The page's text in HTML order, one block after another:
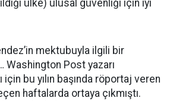
ülke) ulusal güvenliği için iyi
mektubuyla ilgili bir
Washington Post yazarı
için bu yılın başında röportaj veren
haftalarda ortaya çıkmıştı.